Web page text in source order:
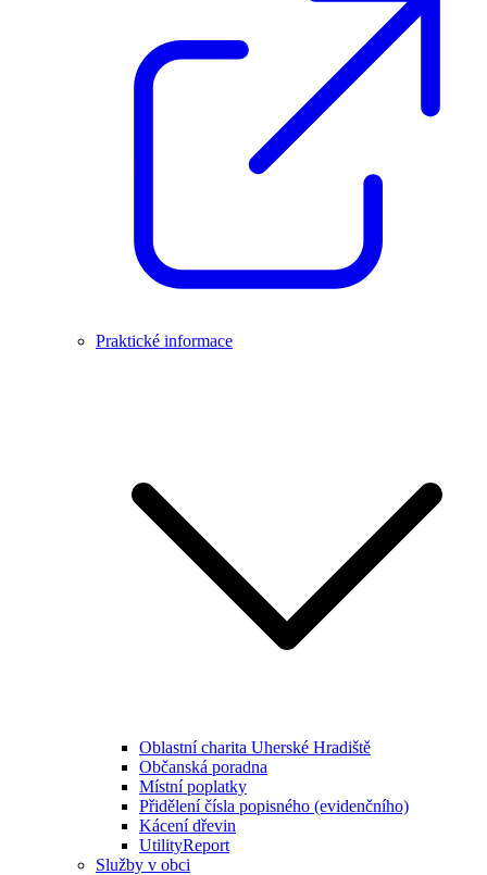
Praktické informace
Oblastní charita Uherské Hradiště
Občanská poradna
Místní poplatky
Přidělení čísla popisného (evidenčního)
Kácení dřevin
UtilityReport
Služby v obci